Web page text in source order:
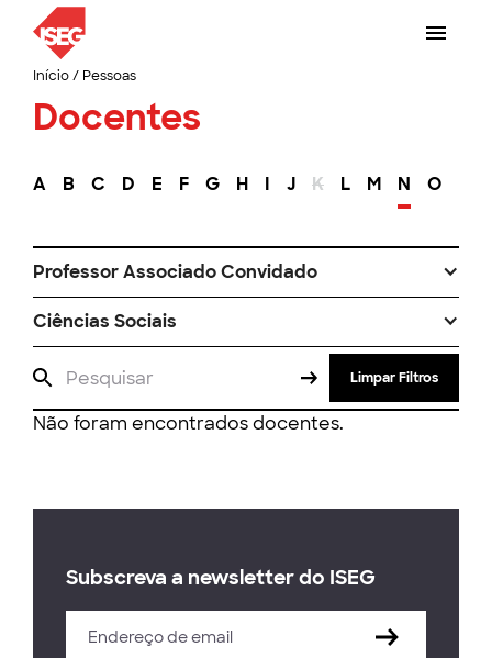
Início/ Pessoas
Docentes
A B C D E F G H I J K L M N O
Professor Associado Convidado
Ciências Sociais
Limpar Filtros
Não foram encontrados docentes.
Subscreva a newsletter do ISEG